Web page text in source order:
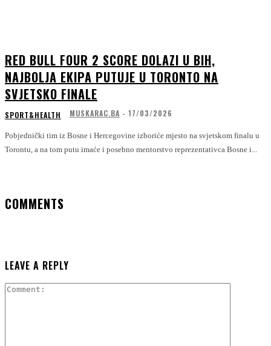
RED BULL FOUR 2 SCORE DOLAZI U BIH,
NAJBOLJA EKIPA PUTUJE U TORONTO NA
SVJETSKO FINALE
SPORT&HEALTH MUSKARAC.BA - 17/03/2026
Pobjednički tim iz Bosne i Hercegovine izboriće mjesto na svjetskom finalu u
Torontu, a na tom putu imaće i posebno mentorstvo reprezentativca Bosne i...
COMMENTS
LEAVE A REPLY